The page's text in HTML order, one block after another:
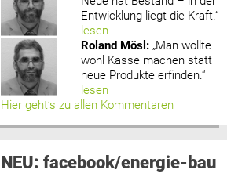
Entwicklung liegt die Kraft.“
lesen
Roland Mösl : „Man wollte
wohl Kasse machen statt
neue Produkte erfinden.“
lesen
Hier geht’s zu allen Kommentaren
NEU: facebook/energie-bau